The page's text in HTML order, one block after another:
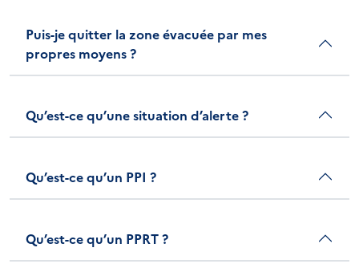
Puis-je quitter la zone évacuée par mes
propres moyens ?
Qu’est-ce qu’une situation d’alerte ?
Qu’est-ce qu’un PPI ?
Qu’est-ce qu’un PPRT ?